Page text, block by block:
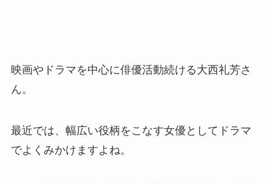
映画やドラマを中心に俳優活動続ける大西礼芳さ
ん。
最近では、幅広い役柄をこなす女優としてドラマ
でよくみかけますよね。